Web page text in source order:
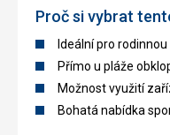
Proč si vybrat
Ideální pro
Přímo u pláže
Možnost využití
Bohatá nabídka